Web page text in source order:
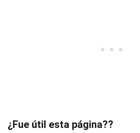
¿Fue útil esta página??